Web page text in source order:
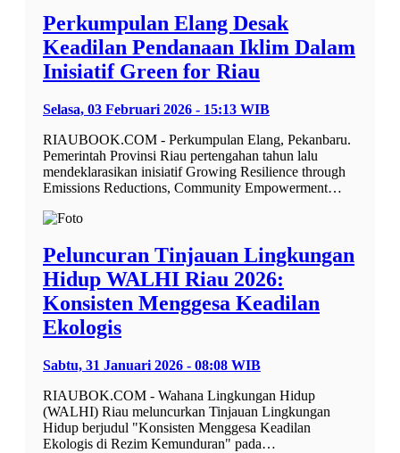
Perkumpulan Elang Desak
Keadilan Pendanaan Iklim Dalam
Inisiatif Green for Riau
Selasa, 03 Februari 2026 - 15:13 WIB
RIAUBOOK.COM - Perkumpulan Elang, Pekanbaru.
Pemerintah Provinsi Riau pertengahan tahun lalu
mendeklarasikan inisiatif Growing Resilience through
Emissions Reductions, Community Empowerment…
Peluncuran Tinjauan Lingkungan
Hidup WALHI Riau 2026:
Konsisten Menggesa Keadilan
Ekologis
Sabtu, 31 Januari 2026 - 08:08 WIB
RIAUBOK.COM - Wahana Lingkungan Hidup
(WALHI) Riau meluncurkan Tinjauan Lingkungan
Hidup berjudul "Konsisten Menggesa Keadilan
Ekologis di Rezim Kemunduran" pada…